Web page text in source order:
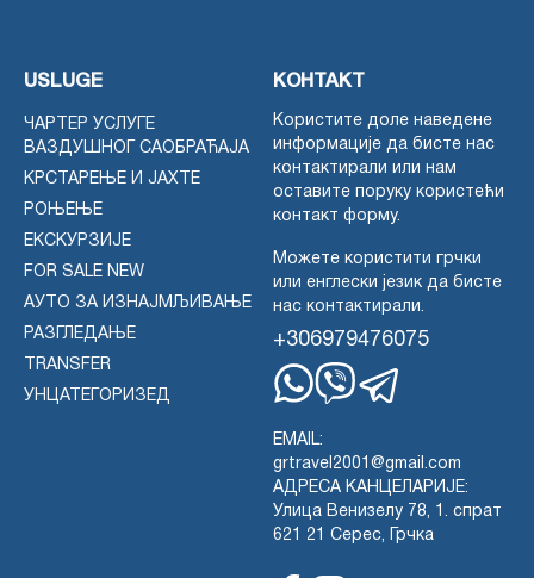
USLUGE
ЧАРТЕР УСЛУГЕ
ВАЗДУШНОГ САОБРАЋАЈА
КРСТАРЕЊЕ И ЈАХТЕ
РОЊЕЊЕ
ЕКСКУРЗИЈЕ
FOR SALE NEW
АУТО ЗА ИЗНАЈМЉИВАЊЕ
РАЗГЛЕДАЊЕ
TRANSFER
УНЦАТЕГОРИЗЕД
КОНТАКТ
Користите доле наведене
информације да бисте нас
контактирали или нам
оставите поруку користећи
контакт форму.
Можете користити грчки
или енглески језик да бисте
нас контактирали.
+306979476075
EMAIL:
grtravel2001@gmail.com
АДРЕСА КАНЦЕЛАРИЈЕ:
Улица Венизелу 78, 1. спрат
621 21 Серес, Грчка